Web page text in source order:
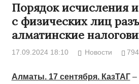
Порядок исчисления
с физических лиц
алматинские
17.09.2024 18:10 Новости 794
Алматы. 17 сентября. КазТАГ–